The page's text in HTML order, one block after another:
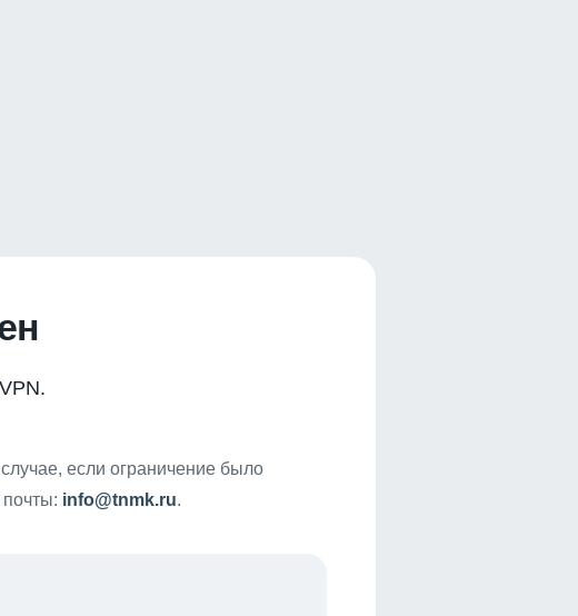
если ограничение было
info@tnmk.ru.